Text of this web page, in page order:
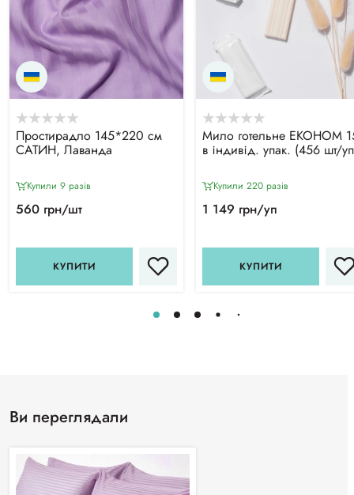
Простирадло 145*220 см
САТИН, Лаванда
Купили 9 разiв
560 грн/шт
КУПИТИ
Мило готельне ЕКОНОМ
в індивід. упак. (456 шт/
Купили 220 разiв
1 149 грн/уп
КУПИТИ
Ви переглядали